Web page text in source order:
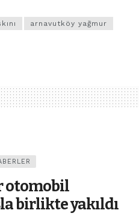
arnavutköy yağmur
otomobil
birlikte yakıldı